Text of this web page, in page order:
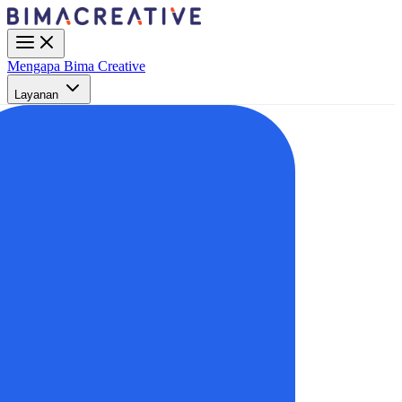
Mengapa Bima Creative
Layanan